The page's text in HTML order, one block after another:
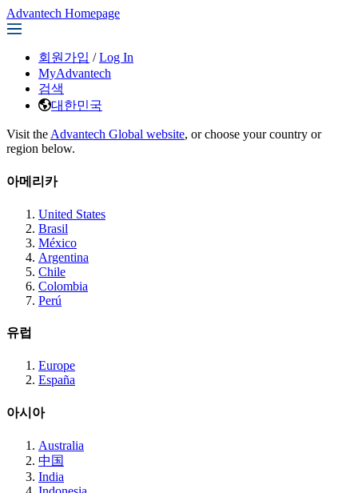
Advantech Homepage
회원가입 / Log In
MyAdvantech
검색
대한민국
Visit the Advantech Global website, or choose your country or
region below.
아메리카
United States
Brasil
México
Argentina
Chile
Colombia
Perú
유럽
Europe
España
아시아
Australia
中国
India